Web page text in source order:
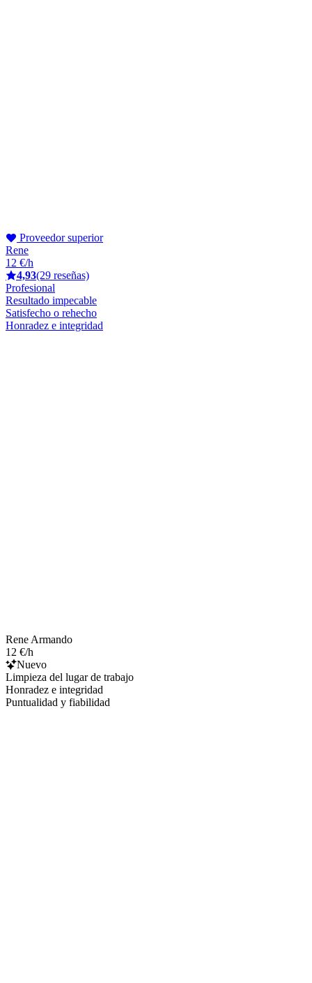
Proveedor superior
Rene
12 €/h
4,93(29 reseñas)
Profesional
Resultado impecable
Satisfecho o rehecho
Honradez e integridad
Rene Armando
12 €/h
Nuevo
Limpieza del lugar de trabajo
Honradez e integridad
Puntualidad y fiabilidad